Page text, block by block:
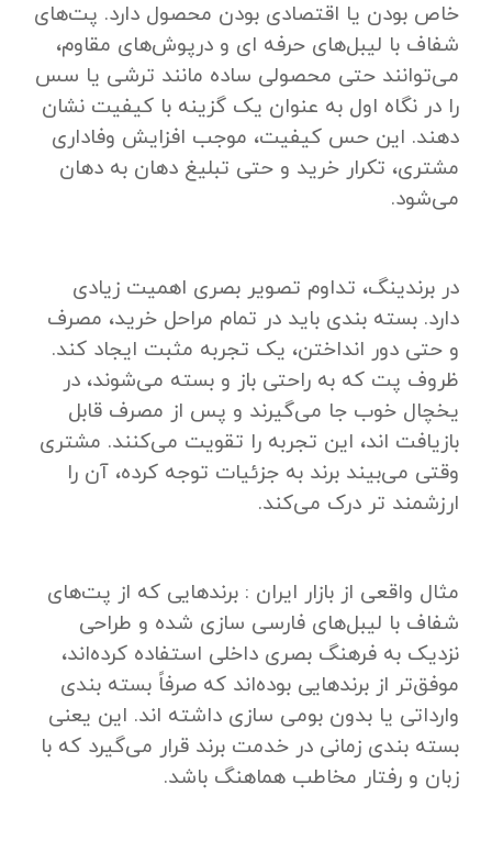
خاص بودن یا اقتصادی بودن محصول دارد. پت‌های
شفاف با لیبل‌های حرفه ‌ای و درپوش‌های مقاوم،
می‌توانند حتی محصولی ساده مانند ترشی یا سس
را در نگاه اول به‌ عنوان یک گزینه با کیفیت نشان
دهند. این حس کیفیت، موجب افزایش وفاداری
مشتری، تکرار خرید و حتی تبلیغ دهان‌ به‌ دهان
می‌شود.
در برندینگ، تداوم تصویر بصری اهمیت زیادی
دارد. بسته‌ بندی باید در تمام مراحل خرید، مصرف
و حتی دور انداختن، یک تجربه مثبت ایجاد کند.
ظروف پت که به ‌راحتی باز و بسته می‌شوند، در
یخچال خوب جا می‌گیرند و پس از مصرف قابل
بازیافت‌ اند، این تجربه را تقویت می‌کنند. مشتری
وقتی می‌بیند برند به جزئیات توجه کرده، آن را
ارزشمند تر درک می‌کند.
مثال واقعی از بازار ایران : برندهایی که از پت‌های
شفاف با لیبل‌های فارسی‌ سازی ‌شده و طراحی
نزدیک به فرهنگ بصری داخلی استفاده کرده‌اند،
موفق‌تر از برندهایی بوده‌اند که صرفاً بسته‌ بندی
وارداتی یا بدون بومی‌ سازی داشته‌ اند. این یعنی
بسته‌ بندی زمانی در خدمت برند قرار می‌گیرد که با
زبان و رفتار مخاطب هماهنگ باشد.